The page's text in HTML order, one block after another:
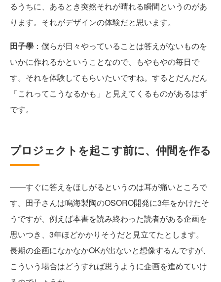
るうちに、あるとき突然それが晴れる瞬間というのがあ
ります。それがデザインの体験だと思います。
田子學 ：僕らが日々やっていることは答えがないものを
いかに作れるかということなので、もやもやの毎日で
す。それを体験してもらいたいですね。するとだんだん
「これってこうなるかも」と見えてくるものがあるはず
です。
プロジェクトを起こす前に、仲間を作る
――すぐに答えをほしがるというのは耳が痛いところで
す。田子さんは鳴海製陶のOSORO開発に3年をかけたそ
うですが、例えば本書を読み終わった読者がある企画を
思いつき、3年ほどかかりそうだと見立てたとします。
長期の企画になかなかOKが出ないと想像するんですが、
こういう場合はどうすれば思うように企画を進めていけ